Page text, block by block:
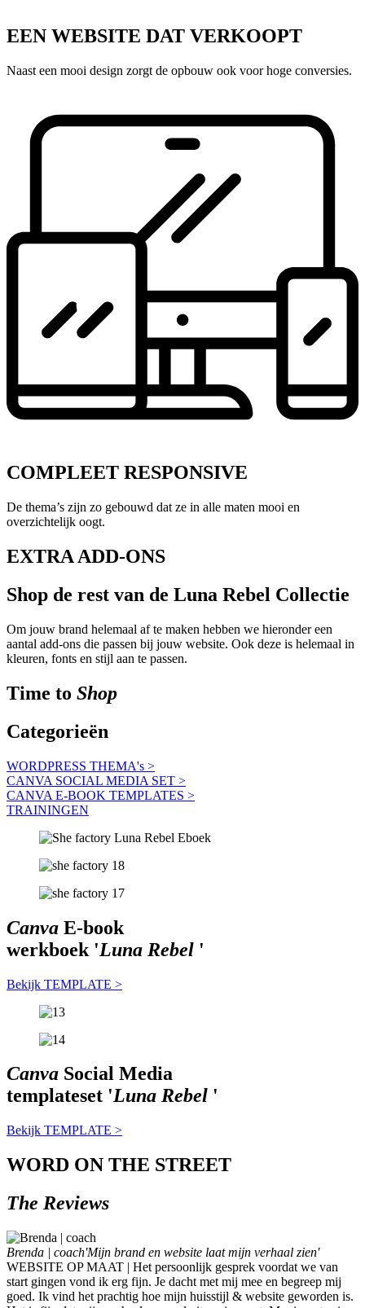
EEN WEBSITE DAT VERKOOPT
Naast een mooi design zorgt de opbouw ook voor hoge conversies.
COMPLEET RESPONSIVE
De thema’s zijn zo gebouwd dat ze in alle maten mooi en
overzichtelijk oogt.
EXTRA ADD-ONS
Shop de rest van de Luna Rebel Collectie
Om jouw brand helemaal af te maken hebben we hieronder een
aantal add-ons die passen bij jouw website. Ook deze is helemaal in
kleuren, fonts en stijl aan te passen.
Time to Shop
Categorieën
WORDPRESS THEMA's >
CANVA SOCIAL MEDIA SET >
CANVA E-BOOK TEMPLATES >
TRAININGEN
Canva E-book
werkboek 'Luna Rebel '
Bekijk TEMPLATE >
Canva Social Media
templateset 'Luna Rebel '
Bekijk TEMPLATE >
WORD ON THE STREET
The Reviews
Brenda | coach'Mijn brand en website laat mijn verhaal zien'
WEBSITE OP MAAT | Het persoonlijk gesprek voordat we van
start gingen vond ik erg fijn. Je dacht met mij mee en begreep mij
goed. Ik vind het prachtig hoe mijn huisstijl & website geworden is.